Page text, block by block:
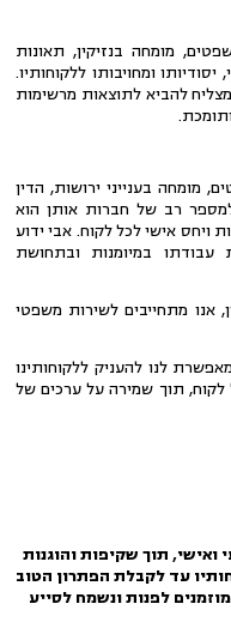
מומחה בנזיקין, תאונות
יסודיותו ומחויבותו ללקוחותיו.
מצליח להביא לתוצאות מרשימות
מומחה בענייני ירושות, הדין
רב של חברות אותן הוא
ויחס אישי לכל לקוח. אבי ידוע
במיומנות ובתחושת
אנו מתחייבים לשירות משפטי
לנו להעניק ללקוחותינו
תוך שמירה על ערכים של
תוך שקיפות והוגנות
עד לקבלת הפתרון הטוב
לפנות ונשמח לסייע